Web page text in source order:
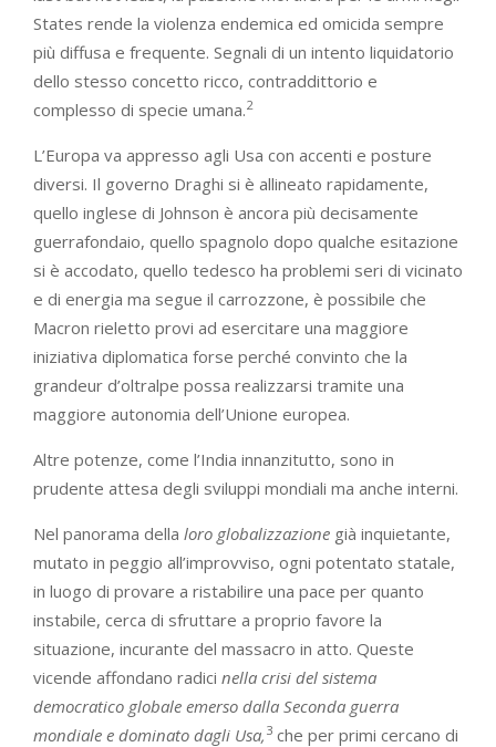
States rende la violenza endemica ed omicida sempre
più diffusa e frequente. Segnali di un intento liquidatorio
dello stesso concetto ricco, contraddittorio e
complesso di specie umana.2
L’Europa va appresso agli Usa con accenti e posture
diversi. Il governo Draghi si è allineato rapidamente,
quello inglese di Johnson è ancora più decisamente
guerrafondaio, quello spagnolo dopo qualche esitazione
si è accodato, quello tedesco ha problemi seri di vicinato
e di energia ma segue il carrozzone, è possibile che
Macron rieletto provi ad esercitare una maggiore
iniziativa diplomatica forse perché convinto che la
grandeur d’oltralpe possa realizzarsi tramite una
maggiore autonomia dell’Unione europea.
Altre potenze, come l’India innanzitutto, sono in
prudente attesa degli sviluppi mondiali ma anche interni.
Nel panorama della loro globalizzazione già inquietante,
mutato in peggio all’improvviso, ogni potentato statale,
in luogo di provare a ristabilire una pace per quanto
instabile, cerca di sfruttare a proprio favore la
situazione, incurante del massacro in atto. Queste
vicende affondano radici nella crisi del sistema
democratico globale emerso dalla Seconda guerra
mondiale e dominato dagli Usa, 3 che per primi cercano di